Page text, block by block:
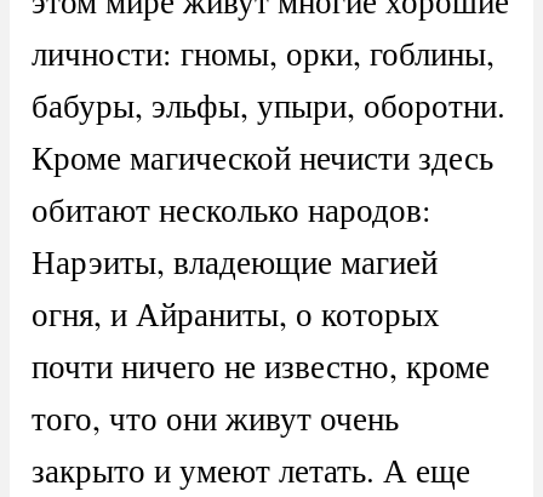
личности: гномы, орки, гоблины,
бабуры, эльфы, упыри, оборотни.
Кроме магической нечисти здесь
обитают несколько народов:
Нарэиты, владеющие магией
огня, и Айраниты, о которых
почти ничего не известно, кроме
того, что они живут очень
закрыто и умеют летать. А еще